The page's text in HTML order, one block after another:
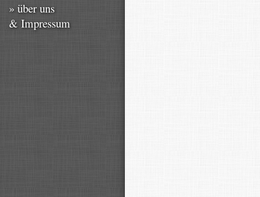
» über uns
& Impressum